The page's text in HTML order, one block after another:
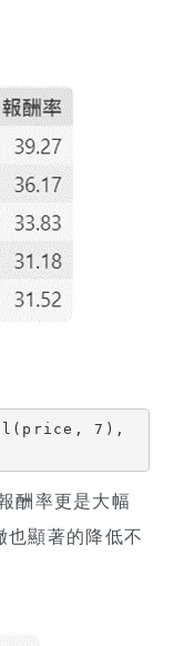
7),
酬率更是大幅
也顯著的降低不